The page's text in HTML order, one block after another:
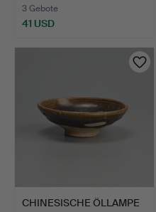
3 Gebote
41 USD
CHINESISCHE ÖLLAMPE